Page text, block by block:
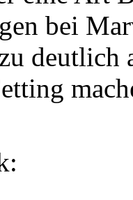
bei
deutlich